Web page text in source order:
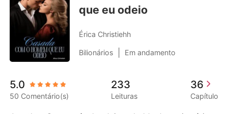
Histórico
Sair
Baixar App
Moderno
Lobisomem
Contos
Bilionários
que eu odeio
Érica Christiehh
Bilionários Em andamento
5.0
50 Comentário(s)
233
Leituras
36
Capítulo